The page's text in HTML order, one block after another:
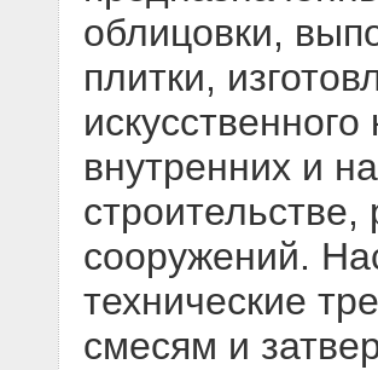
облицовки,
плитки,
внутренних и
сооружений.
технические
смесям и